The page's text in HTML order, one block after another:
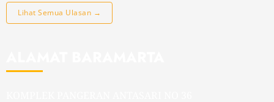
Lihat Semua Ulasan →